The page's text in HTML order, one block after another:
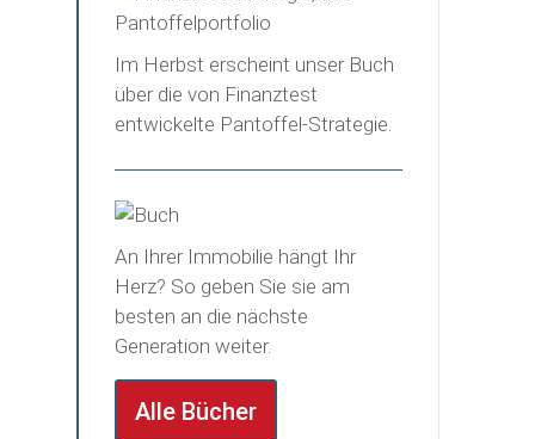
Im Herbst erscheint unser Buch
über die von Finanztest
entwickelte Pantoffel-Strategie.
An Ihrer Immobilie hängt Ihr
Herz? So geben Sie sie am
besten an die nächste
Generation weiter.
Alle Bücher